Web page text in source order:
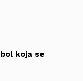
bol koja se